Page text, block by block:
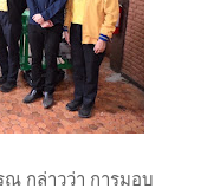
ณ กล่าวว่า การมอบ